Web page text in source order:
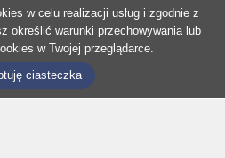
w celu realizacji usług i zgodnie z
określić warunki przechowywania lub
w Twojej przeglądarce.
ciasteczka